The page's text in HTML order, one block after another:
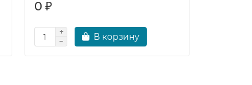
0 ₽
В корзину